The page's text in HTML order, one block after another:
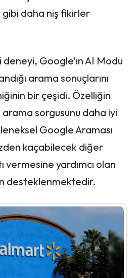
gibi daha niş fikirler
Google’ın AI Modu
arama sonuçlarını
bir çeşidi. Özelliğin
arama sorgusunu daha iyi
Google Araması
kaçabilecek diğer
yardımcı olan
desteklenmektedir.